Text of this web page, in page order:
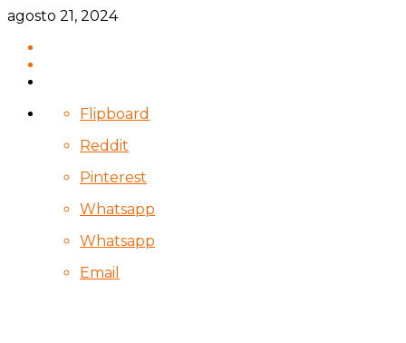
agosto 21, 2024
Flipboard
Reddit
Pinterest
Whatsapp
Whatsapp
Email